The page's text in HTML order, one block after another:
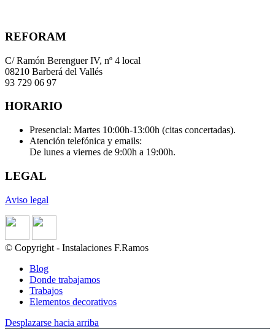
REFORAM
C/ Ramón Berenguer IV, nº 4 local
08210 Barberá del Vallés
93 729 06 97
HORARIO
Presencial: Martes 10:00h-13:00h (citas concertadas).
Atención telefónica y emails:
De lunes a viernes de 9:00h a 19:00h.
LEGAL
Aviso legal
© Copyright - Instalaciones F.Ramos
Blog
Donde trabajamos
Trabajos
Elementos decorativos
Desplazarse hacia arriba